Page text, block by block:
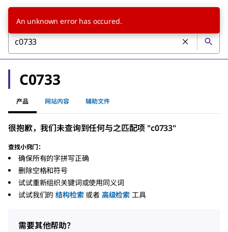
C0733
产品 网站内容 辅助文件
很抱歉，我们未查询到任何与之匹配项 "c0733"
查找小窍门：
确保所有的字拼写正确
删除空格和符号
试试重新组织关键词或使用同义词
试试我们的 结构检索 或者 高级检索 工具
需要其他帮助？
An unknown error has occured.